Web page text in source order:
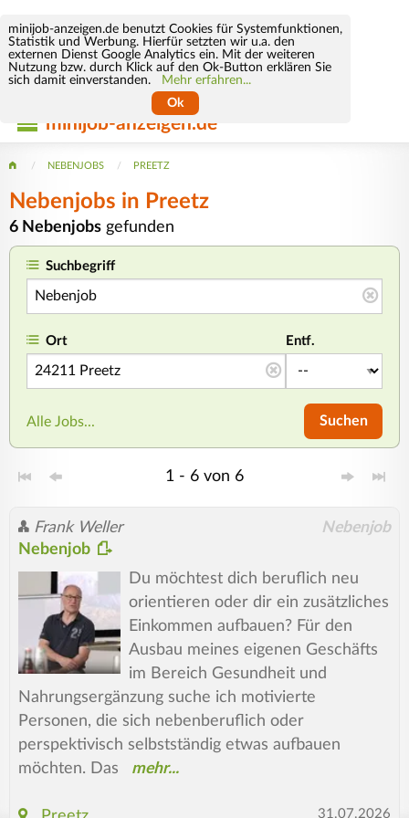
minijob-anzeigen.de benutzt Cookies für Systemfunktionen,
Statistik und Werbung. Hierfür setzten wir u.a. den
externen Dienst Google Analytics ein. Mit der weiteren
Nutzung bzw. durch Klick auf den Ok-Button erklären Sie
sich damit einverstanden.
Mehr erfahren...
Ok
minijob-anzeigen.de
NEBENJOBS PREETZ
Nebenjobs in Preetz
6 Nebenjobs gefunden
Suchbegriff
Ort Entf.
Alle Jobs... Suchen
1 - 6 von 6
Frank Weller Nebenjob
Nebenjob
Du möchtest dich beruflich neu
orientieren oder dir ein zusätzliches
Einkommen aufbauen? Für den
Ausbau meines eigenen Geschäfts
im Bereich Gesundheit und
Nahrungsergänzung suche ich motivierte
Personen, die sich nebenberuflich oder
perspektivisch selbstständig etwas aufbauen
möchten. Das
31.07.2026